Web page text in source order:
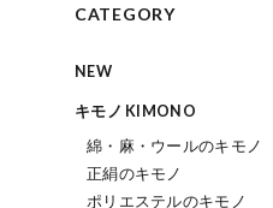
CATEGORY
NEW
キモノ KIMONO
綿・麻・ウールのキモノ
正絹のキモノ
ポリエステルのキモノ